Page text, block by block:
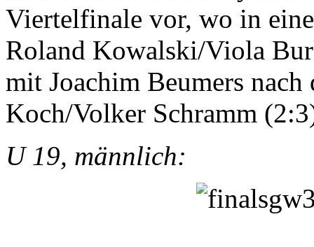
Viertelfinale vor, wo in
Roland Kowalski/Viola
mit Joachim Beumers nach
Koch/Volker Schramm
U 19, männlich: